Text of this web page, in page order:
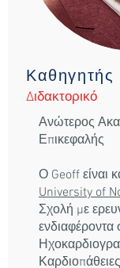
Καθηγητής
Διδακτορικό
Ανώτερος
Επικεφαλής
Ο Geoff είναι
University of
Σχολή με